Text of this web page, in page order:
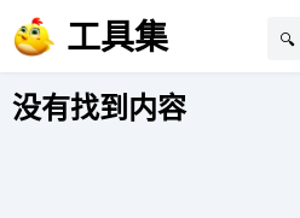
工具集 🔍
没有找到内容